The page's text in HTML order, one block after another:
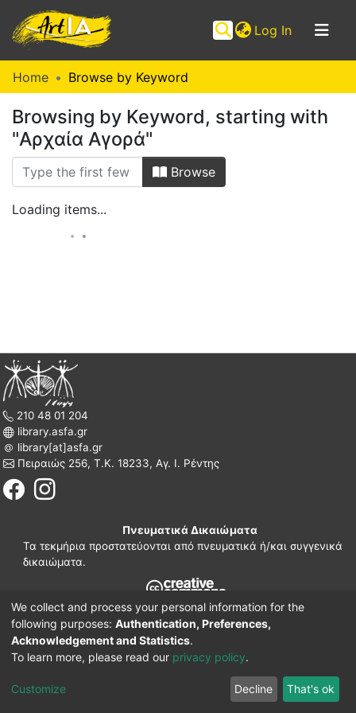
Log In (current)
Communities
&
Collections
Browse ArtIA
Home Browse by Keyword
Browsing by Keyword, starting with
"Αρχαία Αγορά"
Browse
Loading items...
210 48 01 204
library.asfa.gr
library[at]asfa.gr
Πειραιώς 256, Τ.Κ. 18233, Αγ. Ι. Ρέντης
Πνευματικά Δικαιώματα
Τα τεκμήρια προστατεύονται από πνευματικά ή/και συγγενικά
δικαιώματα.
210 38 97 109
www.asfa.gr
Πατησίων 42, Τ.Κ. 10682, Αθήνα
DSpace software Implementation ELiDOC
We collect and process your personal information for the
following purposes: Authentication, Preferences,
Acknowledgement and Statistics.
To learn more, please read our privacy policy.
Customize Decline That's ok